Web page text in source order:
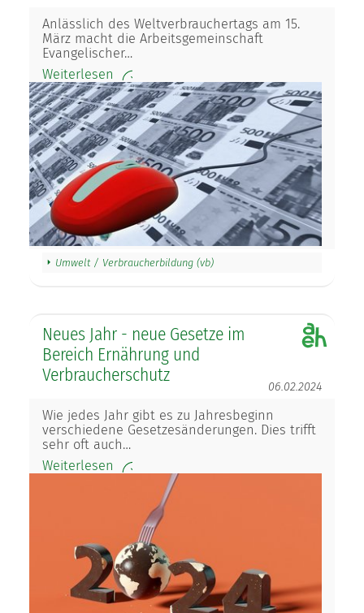
Anlässlich des Weltverbrauchertags am 15.
März macht die Arbeitsgemeinschaft
Evangelischer…
Weiterlesen
Umwelt / Verbraucherbildung (vb)
Neues Jahr - neue Gesetze im
Bereich Ernährung und
Verbraucherschutz
06.02.2024
Wie jedes Jahr gibt es zu Jahresbeginn
verschiedene Gesetzesänderungen. Dies trifft
sehr oft auch…
Weiterlesen